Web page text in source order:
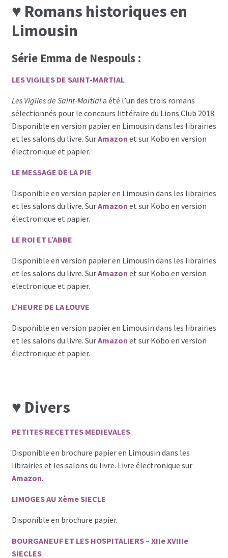
♥ Romans historiques en
Limousin
Série Emma de Nespouls :
LES VIGILES DE SAINT-MARTIAL
Les Vigiles de Saint-Martiala été l’un des trois romans
sélectionnés pour le concours littéraire du Lions Club 2018.
Disponible en version papier en Limousin dans les librairies
et les salons du livre. SurAmazon et sur Kobo en version
électronique et papier.
LE MESSAGE DE LA PIE
Disponible en version papier en Limousin dans les librairies
et les salons du livre. SurAmazon et sur Kobo en version
électronique et papier.
LE ROI ET L’ABBE
Disponible en version papier en Limousin dans les librairies
et les salons du livre. SurAmazon et sur Kobo en version
électronique et papier.
L’HEURE DE LA LOUVE
Disponible en version papier en Limousin dans les librairies
et les salons du livre. SurAmazon et sur Kobo en version
électronique et papier.
♥ Divers
PETITES RECETTES MEDIEVALES
Disponible en brochure papier en Limousin dans les
librairies et les salons du livre. Livre électronique sur
Amazon.
LIMOGES AU Xème SIECLE
Disponible en brochure papier.
BOURGANEUF ET LES HOSPITALIERS – XIIe XVIIIe
SIECLES